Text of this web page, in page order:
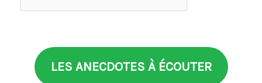
par
LES ANECDOTES À ÉCOUTER